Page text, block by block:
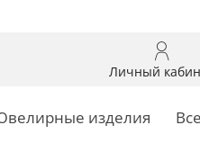
Личный
изделия